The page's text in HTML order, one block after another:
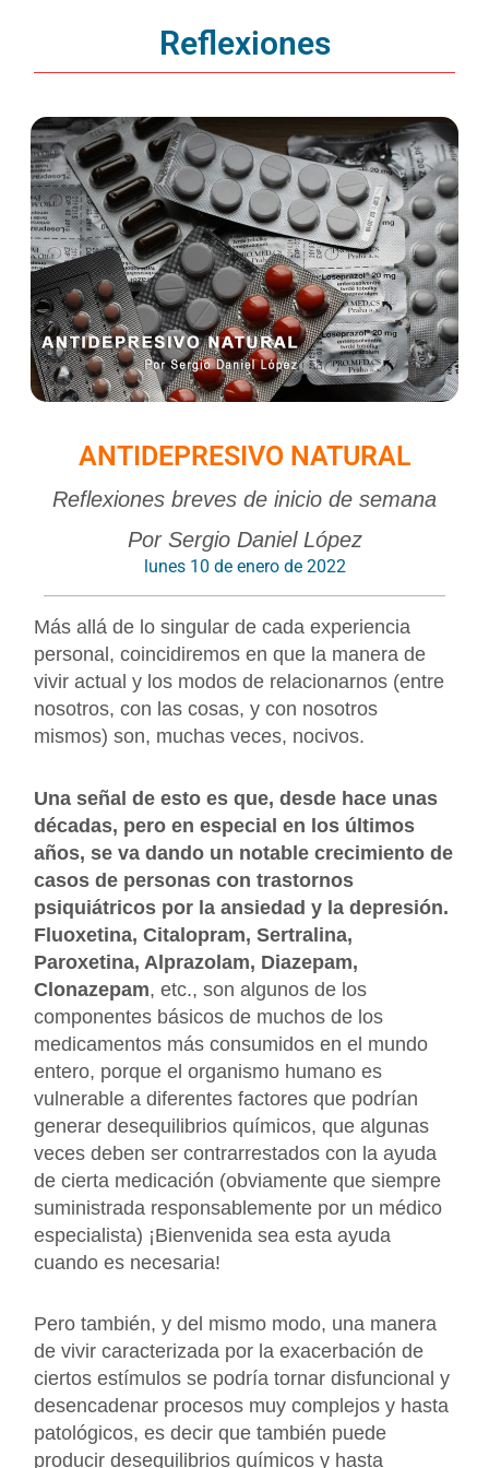
Reflexiones
ANTIDEPRESIVO NATURAL
Reflexiones breves de inicio de semana
Por Sergio Daniel López
lunes 10 de enero de 2022
Más allá de lo singular de cada experiencia
personal, coincidiremos en que la manera de
vivir actual y los modos de relacionarnos (entre
nosotros, con las cosas, y con nosotros
mismos) son, muchas veces, nocivos.
Una señal de esto es que, desde hace unas
décadas, pero en especial en los últimos
años, se va dando un notable crecimiento de
casos de personas con trastornos
psiquiátricos por la ansiedad y la depresión.
Fluoxetina, Citalopram, Sertralina,
Paroxetina, Alprazolam, Diazepam,
Clonazepam, etc., son algunos de los
componentes básicos de muchos de los
medicamentos más consumidos en el mundo
entero, porque el organismo humano es
vulnerable a diferentes factores que podrían
generar desequilibrios químicos, que algunas
veces deben ser contrarrestados con la ayuda
de cierta medicación (obviamente que siempre
suministrada responsablemente por un médico
especialista) ¡Bienvenida sea esta ayuda
cuando es necesaria!
Pero también, y del mismo modo, una manera
de vivir caracterizada por la exacerbación de
ciertos estímulos se podría tornar disfuncional y
desencadenar procesos muy complejos y hasta
patológicos, es decir que también puede
producir desequilibrios químicos y hasta